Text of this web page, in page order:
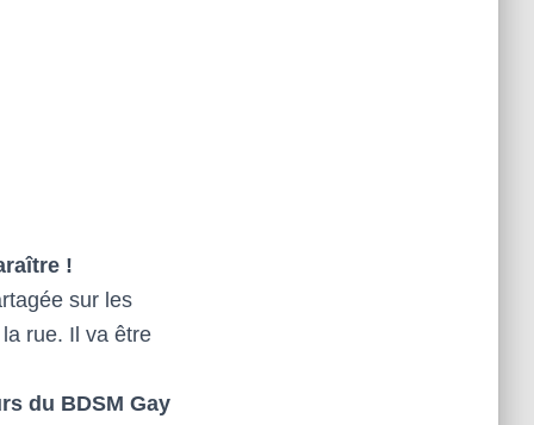
!
sur les
rue. Il va être
du BDSM Gay